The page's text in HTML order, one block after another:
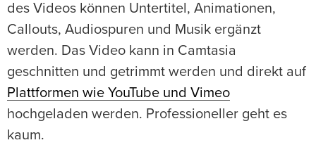
des Videos können Untertitel, Animationen,
Callouts, Audiospuren und Musik ergänzt
werden. Das Video kann in Camtasia
geschnitten und getrimmt werden und direkt auf
Plattformen wie YouTube und Vimeo
hochgeladen werden. Professioneller geht es
kaum.